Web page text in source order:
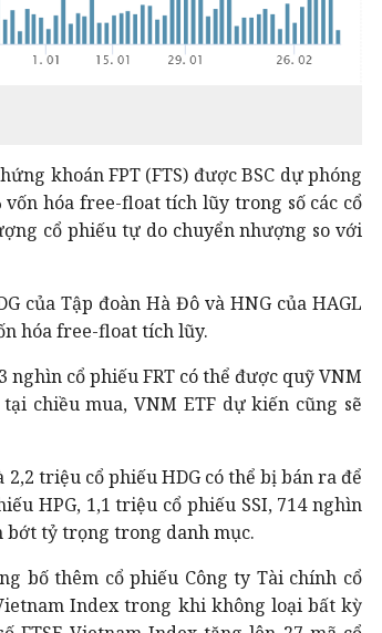
khoán FPT (FTS) được BSC dự phóng
hóa free-float tích lũy trong số các cổ
cổ phiếu tự do chuyển nhượng so với
của Tập đoàn Hà Đô và HNG của HAGL
hóa free-float tích lũy.
nghìn cổ phiếu FRT có thể được quỹ VNM
chiều mua, VNM ETF dự kiến cũng sẽ
triệu cổ phiếu HDG có thể bị bán ra để
HPG, 1,1 triệu cổ phiếu SSI, 714 nghìn
bớt tỷ trọng trong danh mục.
bố thêm cổ phiếu Công ty Tài chính cổ
Index trong khi không loại bất kỳ